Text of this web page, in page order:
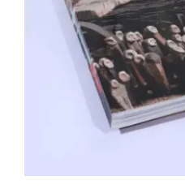
Jephan de Villiers